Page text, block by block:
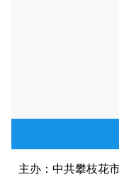
主办：中共攀枝